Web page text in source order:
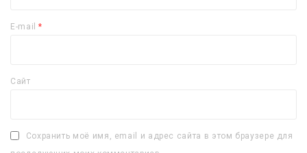
E-mail*
Сайт
Сохранить моё имя, email и адрес сайта в этом браузере для